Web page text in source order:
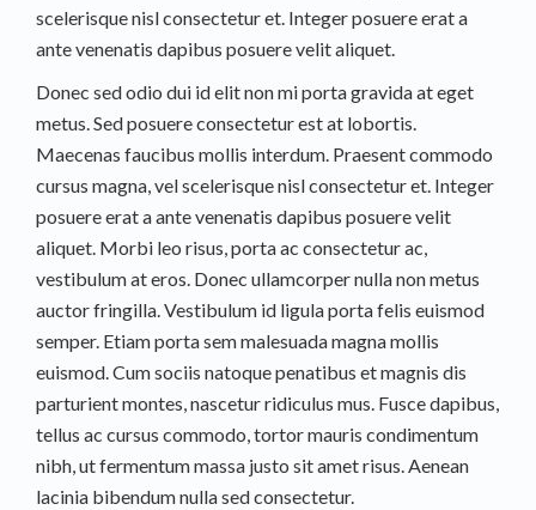
scelerisque nisl consectetur et. Integer posuere erat a
ante venenatis dapibus posuere velit aliquet.
Donec sed odio dui id elit non mi porta gravida at eget
metus. Sed posuere consectetur est at lobortis.
Maecenas faucibus mollis interdum. Praesent commodo
cursus magna, vel scelerisque nisl consectetur et. Integer
posuere erat a ante venenatis dapibus posuere velit
aliquet. Morbi leo risus, porta ac consectetur ac,
vestibulum at eros. Donec ullamcorper nulla non metus
auctor fringilla. Vestibulum id ligula porta felis euismod
semper. Etiam porta sem malesuada magna mollis
euismod. Cum sociis natoque penatibus et magnis dis
parturient montes, nascetur ridiculus mus. Fusce dapibus,
tellus ac cursus commodo, tortor mauris condimentum
nibh, ut fermentum massa justo sit amet risus. Aenean
lacinia bibendum nulla sed consectetur.